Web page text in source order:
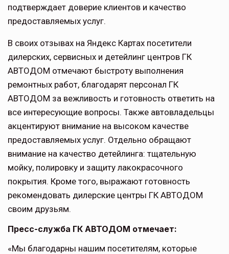
подтверждает доверие клиентов и качество
предоставляемых услуг.
В своих отзывах на Яндекс Картах посетители
дилерских, сервисных и детейлинг центров ГК
АВТОДОМ отмечают быстроту выполнения
ремонтных работ, благодарят персонал ГК
АВТОДОМ за вежливость и готовность ответить на
все интересующие вопросы. Также автовладельцы
акцентируют внимание на высоком качестве
предоставляемых услуг. Отдельно обращают
внимание на качество детейлинга: тщательную
мойку, полировку и защиту лакокрасочного
покрытия. Кроме того, выражают готовность
рекомендовать дилерские центры ГК АВТОДОМ
своим друзьям.
Пресс-служба ГК АВТОДОМ отмечает:
«Мы благодарны нашим посетителям, которые